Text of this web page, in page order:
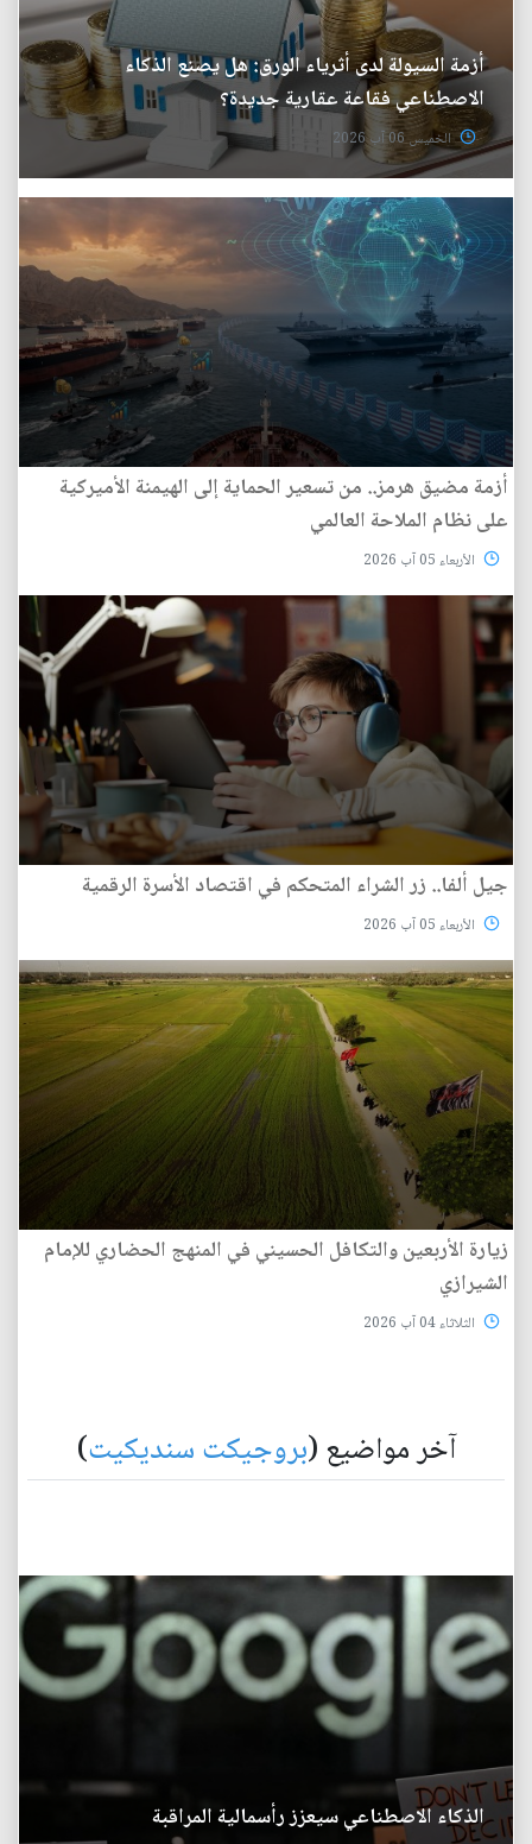
أزمة السيولة لدى أثرياء الورق: هل يصنع الذكاء
الاصطناعي فقاعة عقارية جديدة؟
الخميس 06 آب 2026
أزمة مضيق هرمز.. من تسعير الحماية إلى الهيمنة الأميركية
على نظام الملاحة العالمي
الأربعاء 05 آب 2026
جيل ألفا.. زر الشراء المتحكم في اقتصاد الأسرة الرقمية
الأربعاء 05 آب 2026
زيارة الأربعين والتكافل الحسيني في المنهج الحضاري للإمام
الشيرازي
الثلاثاء 04 آب 2026
آخر مواضيع (بروجيكت سنديكيت)
الذكاء الاصطناعي سيعزز رأسمالية المراقبة